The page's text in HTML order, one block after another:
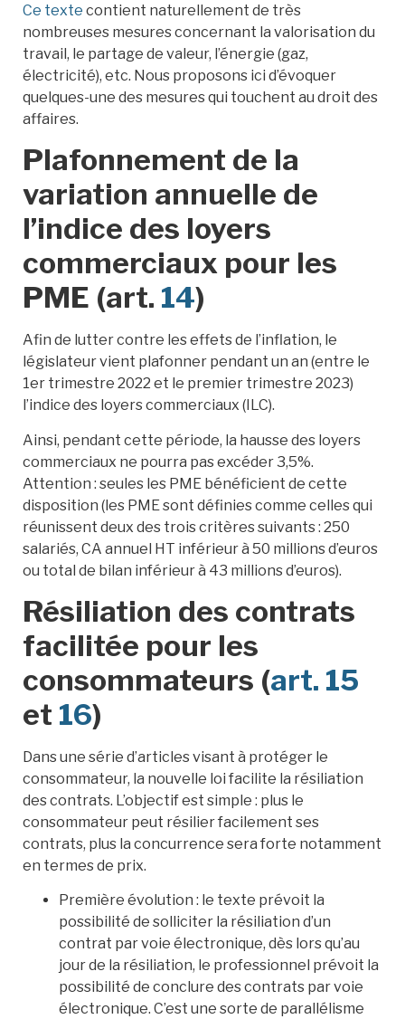
Ce texte contient naturellement de très
nombreuses mesures concernant la valorisation du
travail, le partage de valeur, l’énergie (gaz,
électricité), etc. Nous proposons ici d’évoquer
quelques-une des mesures qui touchent au droit des
affaires.
Plafonnement de la
variation annuelle de
l’indice des loyers
commerciaux pour les
PME (art. 14)
Afin de lutter contre les effets de l’inflation, le
législateur vient plafonner pendant un an (entre le
1er trimestre 2022 et le premier trimestre 2023)
l’indice des loyers commerciaux (ILC).
Ainsi, pendant cette période, la hausse des loyers
commerciaux ne pourra pas excéder 3,5%.
Attention : seules les PME bénéficient de cette
disposition (les PME sont définies comme celles qui
réunissent deux des trois critères suivants : 250
salariés, CA annuel HT inférieur à 50 millions d’euros
ou total de bilan inférieur à 43 millions d’euros).
Résiliation des contrats
facilitée pour les
consommateurs (art. 15
et 16)
Dans une série d’articles visant à protéger le
consommateur, la nouvelle loi facilite la résiliation
des contrats. L’objectif est simple : plus le
consommateur peut résilier facilement ses
contrats, plus la concurrence sera forte notamment
en termes de prix.
Première évolution : le texte prévoit la
possibilité de solliciter la résiliation d’un
contrat par voie électronique, dès lors qu’au
jour de la résiliation, le professionnel prévoit la
possibilité de conclure des contrats par voie
électronique. C’est une sorte de parallélisme